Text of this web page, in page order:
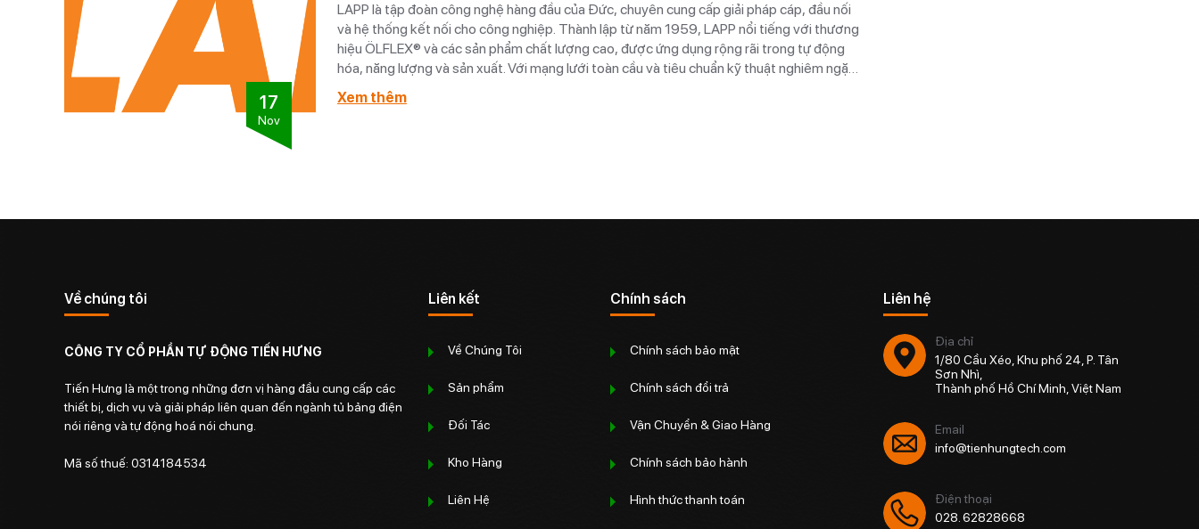
17
Nov
LAPP là tập đoàn công nghệ hàng đầu của Đức, chuyên cung cấp giải pháp cáp, đầu nối
và hệ thống kết nối cho công nghiệp. Thành lập từ năm 1959, LAPP nổi tiếng với thương
hiệu ÖLFLEX® và các sản phẩm chất lượng cao, được ứng dụng rộng rãi trong tự động
hóa, năng lượng và sản xuất. Với mạng lưới toàn cầu và tiêu chuẩn kỹ thuật nghiêm ngặt,
LAPP mang đến các giải pháp kết nối an toàn, bền bỉ và hiệu quả cho doanh nghiệp trên
toàn thế giới.
Xem thêm
Về chúng tôi
CÔNG TY CỔ PHẦN TỰ ĐỘNG TIẾN HƯNG
Tiến Hưng là một trong những đơn vị hàng đầu cung cấp các
thiết bị, dịch vụ và giải pháp liên quan đến ngành tủ bảng điện
nói riêng và tự động hoá nói chung.
Mã số thuế: 0314184534
Liên kết
Về Chúng Tôi
Sản phẩm
Đối Tác
Kho Hàng
Liên Hệ
Chính sách
Chính sách bảo mật
Chính sách đổi trả
Vận Chuyển & Giao Hàng
Chính sách bảo hành
Hình thức thanh toán
Liên hệ
Địa chỉ
1/80 Cầu Xéo, Khu phố 24, P. Tân
Sơn Nhì,
Thành phố Hồ Chí Minh, Việt Nam
Email
info@tienhungtech.com
Điện thoại
028. 62828668